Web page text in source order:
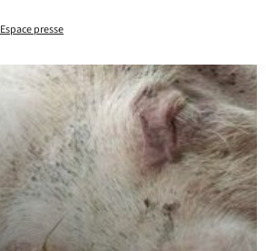
Espace presse